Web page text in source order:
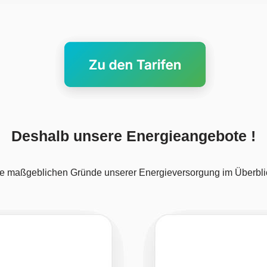
Deshalb unsere Energieangebote !
maßgeblichen Gründe unserer Energieversorgung im